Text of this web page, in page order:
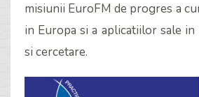
misiunii EuroFM de progres a
in Europa si a aplicatiilor sale in
si cercetare.